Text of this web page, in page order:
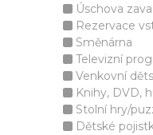
Úschova
Rezervace
Směnárna
Televizní
Venkovní
Knihy, DVD,
Stolní hry/
Dětské